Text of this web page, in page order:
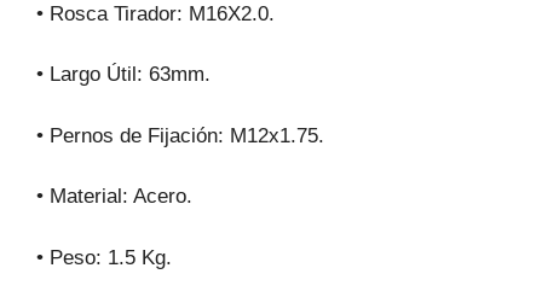
• Rosca Tirador: M16X2.0.
• Largo Útil: 63mm.
• Pernos de Fijación: M12x1.75.
• Material: Acero.
• Peso: 1.5 Kg.